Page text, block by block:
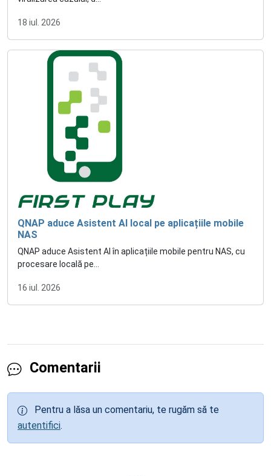
18 iul. 2026
QNAP aduce Asistent AI local pe aplicațiile mobile
NAS
QNAP aduce Asistent AI în aplicațiile mobile pentru NAS, cu
procesare locală pe...
16 iul. 2026
Comentarii
Pentru a lăsa un comentariu, te rugăm să te
autentifici.